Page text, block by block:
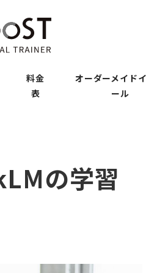
料金
表
オーダーメイド
ール
の学習